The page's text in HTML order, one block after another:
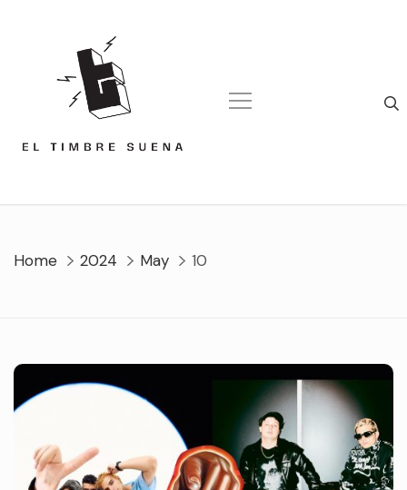
Home 2024 May 10